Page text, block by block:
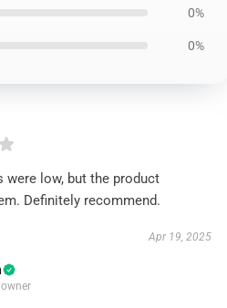
0%
0%
were low, but the product
Definitely recommend.
Apr 19, 2025